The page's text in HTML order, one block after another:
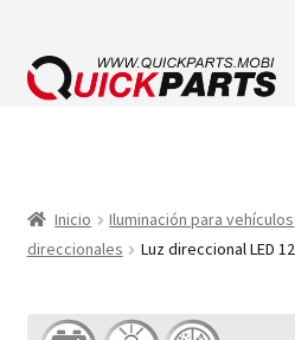
BOMBAS
CLAXONES
Inicio Iluminación para vehículos
direccionales
Luz direccional LED